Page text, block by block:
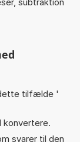
tilfælde '
konvertere.
svarer til den